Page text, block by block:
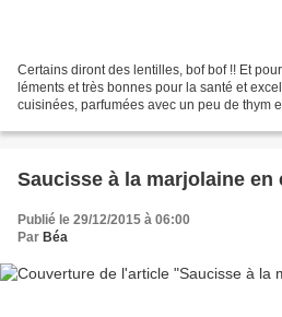
Certains diront des lentilles, bof bof !! Et
léments et très bonnes pour la santé et
cuisinées, parfumées avec un peu de thym
Saucisse à la marjolaine en
Publié le 29/12/2015 à 06:00
Par Béa